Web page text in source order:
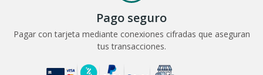
Pago seguro
Pagar con tarjeta mediante conexiones cifradas que aseguran
tus transacciones.